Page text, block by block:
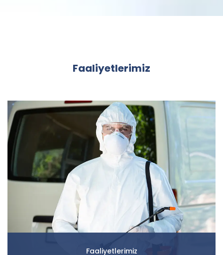
Faaliyetlerimiz
Faaliyetlerimiz